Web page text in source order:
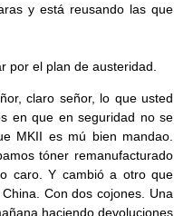
y está reusando las que
por el plan de austeridad.
claro señor, lo que usted
en que en seguridad no se
MKII es mú bien mandao.
tóner remanufacturado
caro. Y cambió a otro que
Con dos cojones. Una
haciendo devoluciones